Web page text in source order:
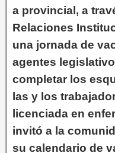
a provincial, a
Relaciones
una jornada de
agentes
completar los
las y los
licenciada en
invitó a la
su calendario de